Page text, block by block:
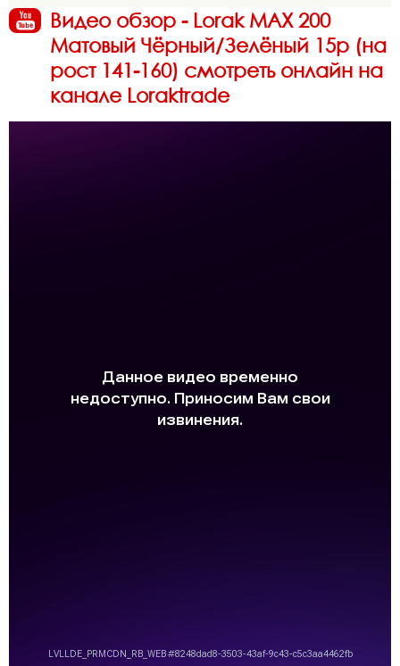
Видео обзор - Lorak MAX 200
Матовый Чёрный/Зелёный 15р (на
рост 141-160) смотреть онлайн на
канале Loraktrade